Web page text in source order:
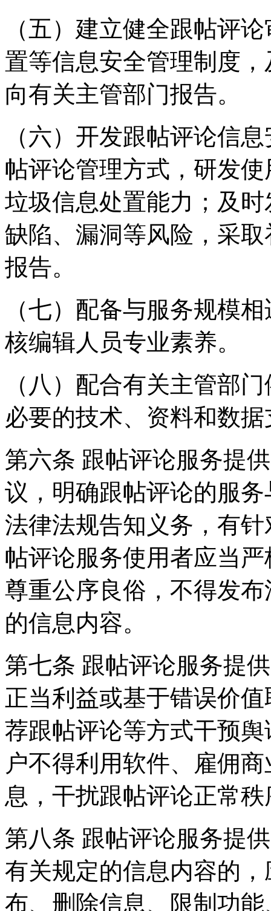
（五）建立健全跟帖评
置等信息安全管理制度
向有关主管部门报告。
（六）开发跟帖评论信
帖评论管理方式，研发
垃圾信息处置能力；及
缺陷、漏洞等风险，采
报告。
（七）配备与服务规模
核编辑人员专业素养。
（八）配合有关主管部
必要的技术、资料和数
第六条 跟帖评论服务提
议，明确跟帖评论的服
法律法规告知义务，有
帖评论服务使用者应当
尊重公序良俗，不得发
的信息内容。
第七条 跟帖评论服务提
正当利益或基于错误价
荐跟帖评论等方式干预
户不得利用软件、雇佣
息，干扰跟帖评论正常
第八条 跟帖评论服务提
有关规定的信息内容的
布、删除信息、限制功